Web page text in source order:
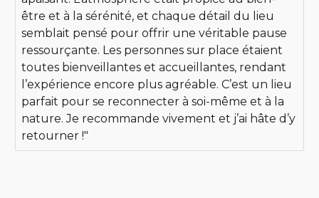
être et à la sérénité, et chaque détail du lieu
semblait pensé pour offrir une véritable pause
ressourçante. Les personnes sur place étaient
toutes bienveillantes et accueillantes, rendant
l’expérience encore plus agréable. C’est un lieu
parfait pour se reconnecter à soi-même et à la
nature. Je recommande vivement et j’ai hâte d’y
retourner !"